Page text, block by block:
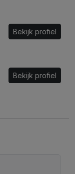
Bekijk profiel
Bekijk profiel